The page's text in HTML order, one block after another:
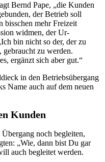
Bernd Pape, „die Kunden
der Betrieb soll
bisschen mehr Freizeit
widmen, der Ur-
bin nicht so der, der zu
gebraucht zu werden.
ergänzt sich aber gut.“
in den Betriebsübergang
Name auch auf dem neuen
Kunden
noch begleiten,
„Wie, dann bist Du gar
auch begleitet werden.